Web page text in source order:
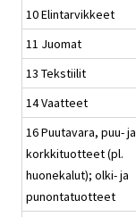
10 Elintarvikkeet
11 Juomat
13 Tekstiilit
14 Vaatteet
16 Puutavara, puu- ja
korkkituotteet (pl.
huonekalut); olki- ja
punontatuotteet